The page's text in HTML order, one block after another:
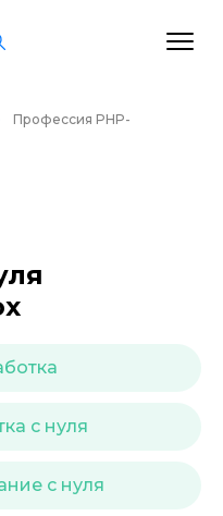
Профессия PHP-
с нуля
с нуля